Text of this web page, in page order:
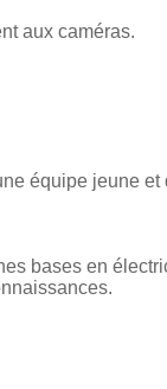
aux caméras.
équipe jeune
bases en